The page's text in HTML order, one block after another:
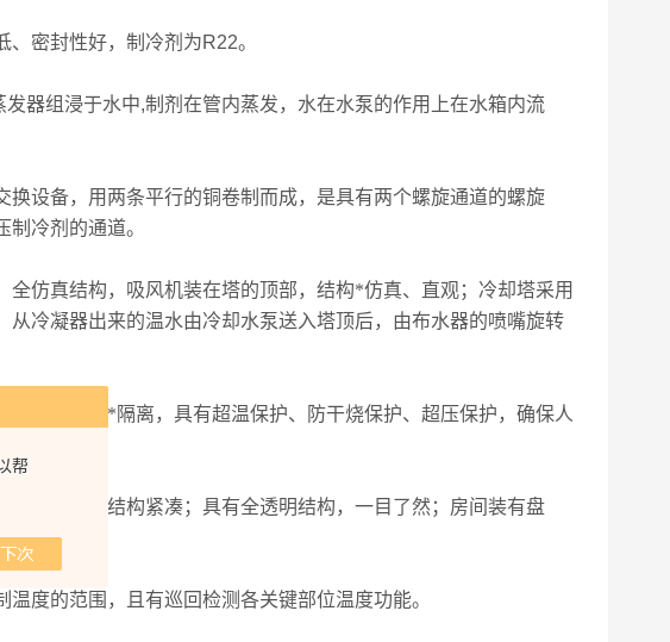
帮
、密封性好，制冷剂为R22。
发器组浸于水中,制剂在管内蒸发，水在水泵的作用上在水箱内流
设备，用两条平行的铜卷制而成，是具有两个螺旋通道的螺旋
冷剂的通道。
仿真结构，吸风机装在塔的顶部，结构*仿真、直观；冷却塔采用
冷凝器出来的温水由冷却水泵送入塔顶后，由布水器的喷嘴旋转
使水与电*隔离，具有超温保护、防干烧保护、超压保护，确保人
面积少，结构紧凑；具有全透明结构，一目了然；房间装有盘
度的范围，且有巡回检测各关键部位温度功能。